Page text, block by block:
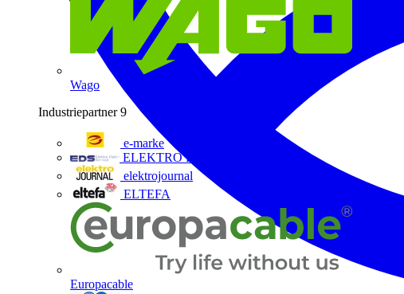
Wago
Industriepartner 9
e-marke
ELEKTRO Daten Serviceges
elektrojournal
ELTEFA
Europacable